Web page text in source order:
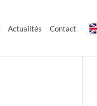
Actualités Contact